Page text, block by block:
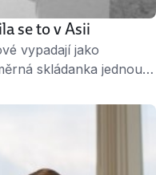
se to v Asii
vypadají jako
skládanka jednou
Tereza, původní
Porigami. Zálibu
Jobs.cz: Dva roky